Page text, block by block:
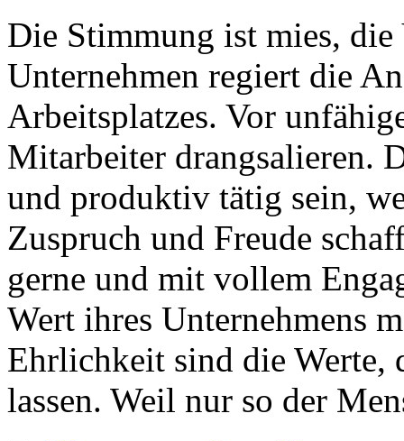
Die Stimmung ist mies,
Unternehmen regiert die
Arbeitsplatzes. Vor
Mitarbeiter drangsalieren.
und produktiv tätig sein,
Zuspruch und Freude
gerne und mit vollem
Wert ihres Unternehmens
Ehrlichkeit sind die Werte,
lassen. Weil nur so der